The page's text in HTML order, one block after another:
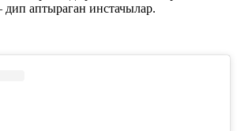
аптыраган инстачылар.